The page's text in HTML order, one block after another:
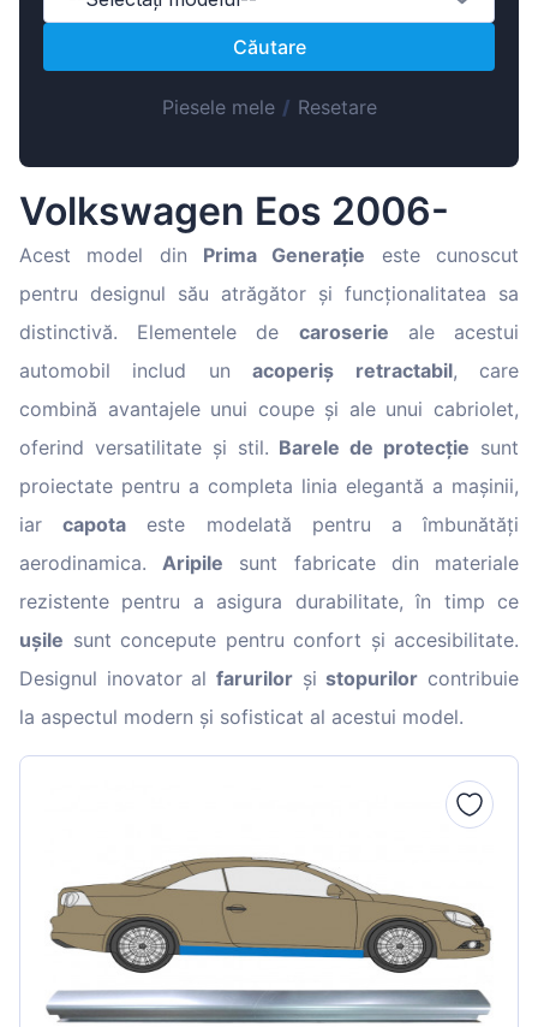
Lietuvių
Slovenian
Latvian
Slovenčina
Căutare
Piesele mele/ Resetare
Volkswagen Eos 2006-
Acest model din Prima Generație este cunoscut
pentru designul său atrăgător și funcționalitatea sa
distinctivă. Elementele de caroserie ale acestui
automobil includ unacoperiș retractabil, care
combină avantajele unui coupe și ale unui cabriolet,
oferind versatilitate și stil. Barele de protecție sunt
proiectate pentru a completa linia elegantă a mașinii,
iarcapota este modelată pentru a îmbunătăți
aerodinamica. Aripile sunt fabricate din materiale
rezistente pentru a asigura durabilitate, în timp ce
ușile sunt concepute pentru confort și accesibilitate.
Designul inovator al farurilor șistopurilor contribuie
la aspectul modern și sofisticat al acestui model.